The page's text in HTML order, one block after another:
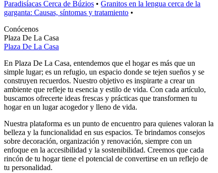
Paradisíacas Cerca de Búzios • Granitos en la lengua cerca de la
garganta: Causas, síntomas y tratamiento •
Conócenos
Plaza De La Casa
Plaza De La Casa
En Plaza De La Casa, entendemos que el hogar es más que un
simple lugar; es un refugio, un espacio donde se tejen sueños y se
construyen recuerdos. Nuestro objetivo es inspirarte a crear un
ambiente que refleje tu esencia y estilo de vida. Con cada artículo,
buscamos ofrecerte ideas frescas y prácticas que transformen tu
hogar en un lugar acogedor y lleno de vida.
Nuestra plataforma es un punto de encuentro para quienes valoran la
belleza y la funcionalidad en sus espacios. Te brindamos consejos
sobre decoración, organización y renovación, siempre con un
enfoque en la accesibilidad y la sostenibilidad. Creemos que cada
rincón de tu hogar tiene el potencial de convertirse en un reflejo de
tu personalidad.